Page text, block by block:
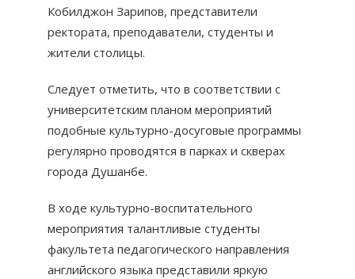
Кобилджон Зарипов, представители
ректората, преподаватели, студенты и
жители столицы.
Следует отметить, что в соответствии с
университетским планом мероприятий
подобные культурно-досуговые программы
регулярно проводятся в парках и скверах
города Душанбе.
В ходе культурно-воспитательного
мероприятия талантливые студенты
факультета педагогического направления
английского языка представили яркую